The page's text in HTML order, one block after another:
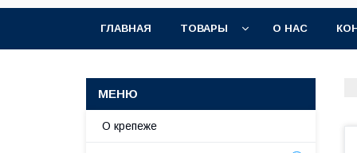
ГЛАВНАЯ ТОВАРЫ О НАС
О крепеже